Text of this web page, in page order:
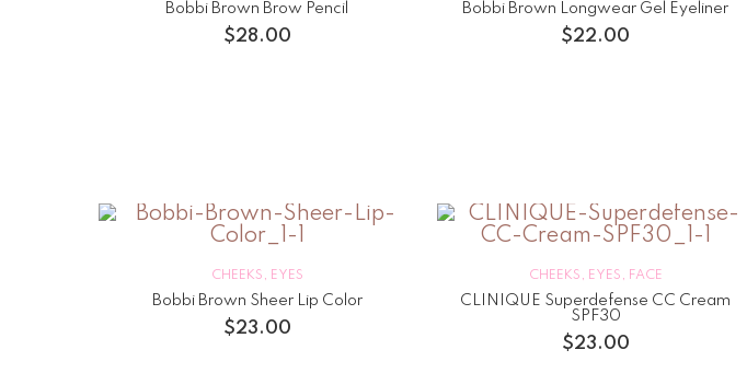
Bobbi Brown Brow Pencil
$28.00
Bobbi Brown Longwear Gel Eyeliner
$22.00
CHEEKS , EYES
Bobbi Brown Sheer Lip Color
$23.00
CHEEKS , EYES , FACE
CLINIQUE Superdefense CC Cream
SPF30
$23.00